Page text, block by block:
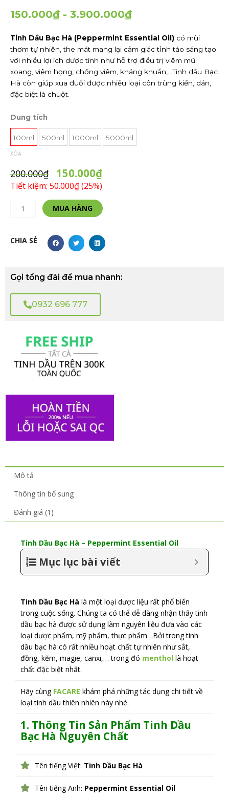
đánh giá
150.000₫ - 3.900.000₫
Tinh Dầu Bạc Hà (Peppermint Essential Oil) có mùi
thơm tự nhiên, the mát mang lại cảm giác tỉnh táo sáng tạo
với nhiều lợi ích dược tính như hỗ trợ điều trị viêm mũi
xoang, viêm họng, chống viêm, kháng khuẩn,…Tinh dầu Bạc
Hà còn giúp xua đuổi được nhiều loại côn trùng kiến, dán,
đặc biệt là chuột.
Dung tích
100ml 500ml 1000ml 5000ml
XÓA
200.000₫ 150.000₫
Tiết kiệm: 50.000₫ (25%)
Tinh
Dầu
Bạc
Hà
Peppermint
Giá
MUA HÀNG
CHIA SẺ
Gọi tổng đài để mua nhanh:
0932 696 777
Mô tả
Thông tin bổ sung
Đánh giá (1)
Tinh Dầu Bạc Hà – Peppermint Essential Oil
Mục lục bài viết
Tinh Dầu Bạc Hà là một loại dược liệu rất phổ biến
trong cuộc sống. Chúng ta có thể dễ dàng nhận thấy tinh
dầu bạc hà được sử dụng làm nguyên liệu đưa vào các
loại dược phẩm, mỹ phẩm, thực phẩm…Bởi trong tinh
dầu bạc hà có rất nhiều hoạt chất tự nhiên như sắt,
đồng, kẽm, magie, canxi,… trong đó menthol là hoạt
chất đặc biệt nhất.
Hãy cùng FACARE khám phá những tác dụng chi tiết về
loại tinh dầu thiên nhiên này nhé.
1. Thông Tin Sản Phẩm Tinh Dầu
Bạc Hà Nguyên Chất
Tên tiếng Việt: Tinh Dầu Bạc Hà
Tên tiếng Anh: Peppermint Essential Oil